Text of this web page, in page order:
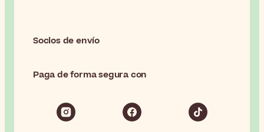
Socios de envío
Paga de forma segura con